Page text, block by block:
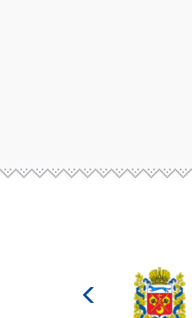
культуры
Российской